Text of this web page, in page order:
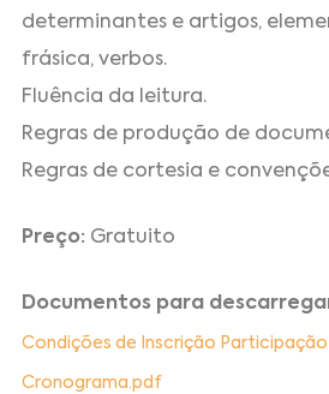
determinantes e artigos,
frásica, verbos.
Fluência da leitura.
Regras de produção de
Regras de cortesia e
Preço: Gratuito
Documentos para
Condições de Inscrição
Cronograma.pdf